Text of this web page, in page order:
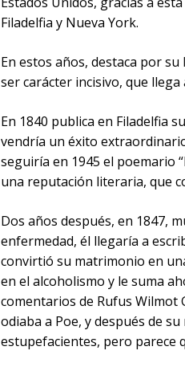
Filadelfia y Nueva York.
En estos años, destaca por
ser carácter incisivo, que llega
En 1840 publica en Filadelfia
vendría un éxito
seguiría en 1945 el poemario
una reputación literaria, que
Dos años después, en 1847,
enfermedad, él llegaría a
convirtió su matrimonio en
en el alcoholismo y le suma
comentarios de Rufus Wilmot
odiaba a Poe, y después de
estupefacientes, pero parece